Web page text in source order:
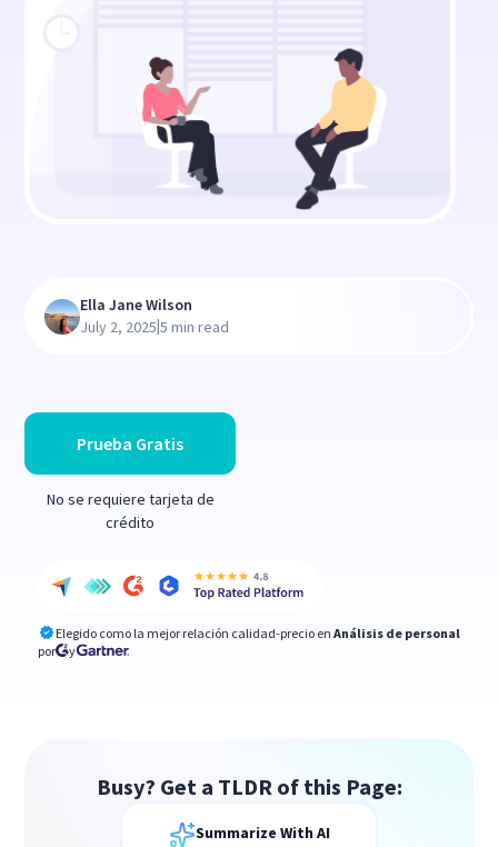
Prueba Gratis
No se requiere tarjeta de
crédito
Elegido como la mejor relación calidad-precio en Análisis de personal
por
y
Ella Jane Wilson
July 2, 2025|5 min read
Busy? Get a TLDR of this Page:
Summarize With AI